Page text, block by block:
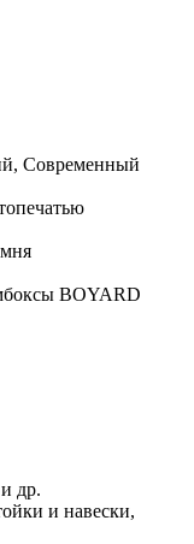
Современный
BOYARD
др.
и навески,